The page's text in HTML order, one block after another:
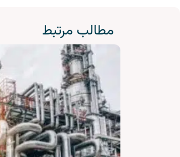
مطالب مرتبط
سازه های متخلخل
کاتالیست